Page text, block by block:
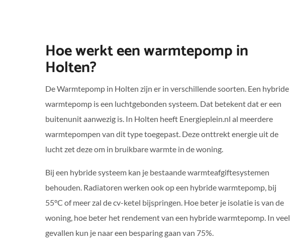
Hoe werkt een warmtepomp in
Holten?
De Warmtepomp in Holten zijn er in verschillende soorten. Een hybride
warmtepomp is een luchtgebonden systeem. Dat betekent dat er een
buitenunit aanwezig is. In Holten heeft Energieplein.nl al meerdere
warmtepompen van dit type toegepast. Deze onttrekt energie uit de
lucht zet deze om in bruikbare warmte in de woning.
Bij een hybride systeem kan je bestaande warmteafgiftesystemen
behouden. Radiatoren werken ook op een hybride warmtepomp, bij
55°C of meer zal de cv-ketel bijspringen. Hoe beter je isolatie is van de
woning, hoe beter het rendement van een hybride warmtepomp. In veel
gevallen kun je naar een besparing gaan van 75%.